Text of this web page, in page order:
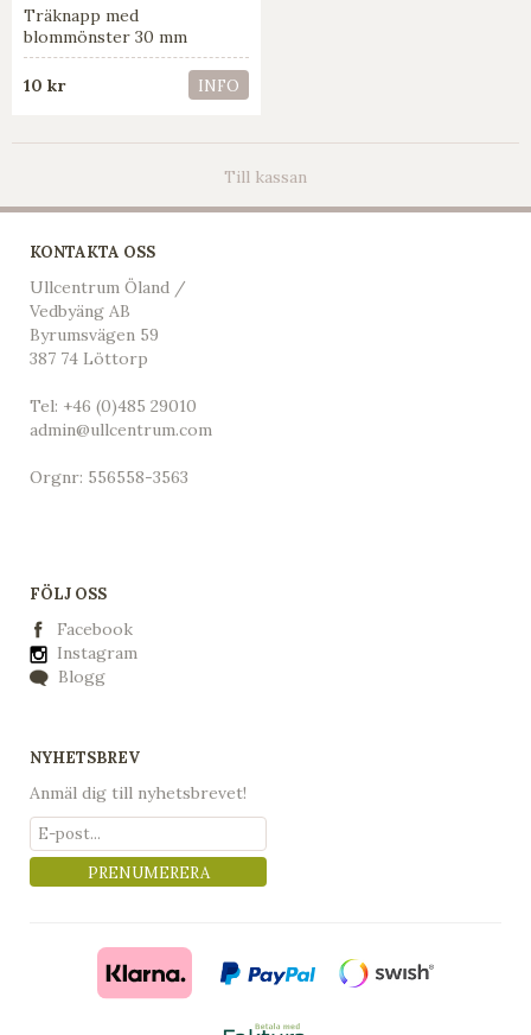
Träknapp med
blommönster 30 mm
10 kr INFO
Till kassan
KONTAKTA OSS
Ullcentrum Öland /
Vedbyäng AB
Byrumsvägen 59
387 74 Löttorp
Tel: +46 (0)485 29010
admin@ullcentrum.com
Orgnr: 556558-3563
FÖLJ OSS
Facebook
Instagram
Blogg
NYHETSBREV
Anmäl dig till nyhetsbrevet!
PRENUMERERA